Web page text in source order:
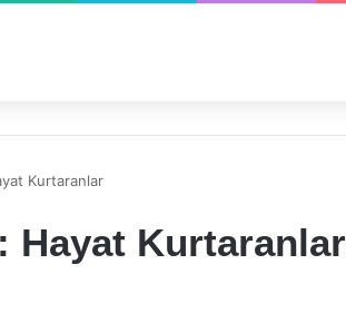
Kurtaranlar
Hayat Kurtaranlar